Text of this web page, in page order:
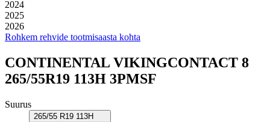
2024
2025
2026
Rohkem rehvide tootmisaasta kohta
CONTINENTAL VIKINGCONTACT 8
265/55R19 113H 3PMSF
Suurus
265/55 R19 113H